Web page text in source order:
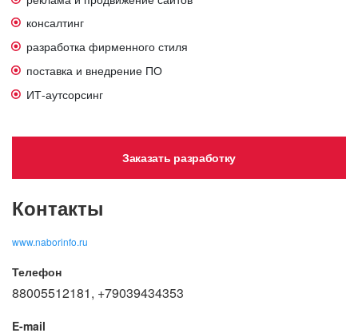
консалтинг
разработка фирменного стиля
поставка и внедрение ПО
ИТ-аутсорсинг
Заказать разработку
Контакты
www.naborinfo.ru
Телефон
88005512181, +79039434353
E-mail